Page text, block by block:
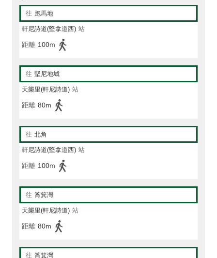
往 跑馬地
軒尼詩道(堅拿道西) 站
距離 100m
往 堅尼地城
天樂里(軒尼詩道) 站
距離 80m
往 北角
軒尼詩道(堅拿道西) 站
距離 100m
往 筲箕灣
天樂里(軒尼詩道) 站
距離 80m
往 筲箕灣